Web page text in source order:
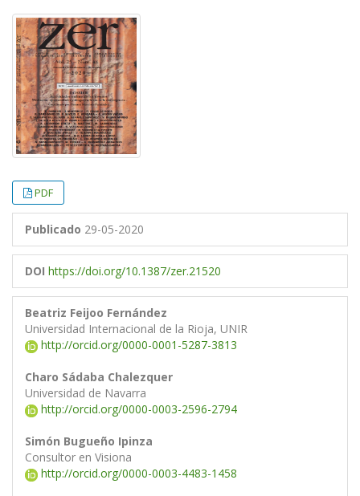
PDF
Publicado 29-05-2020
DOI https://doi.org/10.1387/zer.21520
Beatriz Feijoo Fernández
Universidad Internacional de la Rioja, UNIR
http://orcid.org/0000-0001-5287-3813
Charo Sádaba Chalezquer
Universidad de Navarra
http://orcid.org/0000-0003-2596-2794
Simón Bugueño Ipinza
Consultor en Visiona
http://orcid.org/0000-0003-4483-1458